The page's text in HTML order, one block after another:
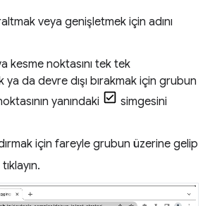
veya genişletmek için adını
kesme noktasını tek tek
da devre dışı bırakmak için grubun
yanındaki
simgesini
için fareyle grubun üzerine gelip